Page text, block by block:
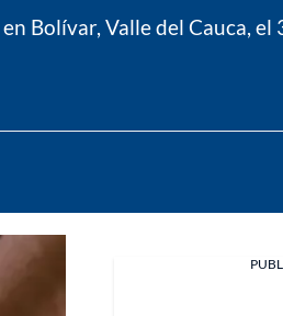
Bolívar, Valle del Cauca, el